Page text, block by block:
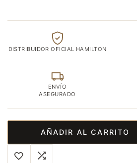
DISTRIBUIDOR OFICIAL HAMILTON
ENVÍO
ASEGURADO
AÑADIR AL CARRITO